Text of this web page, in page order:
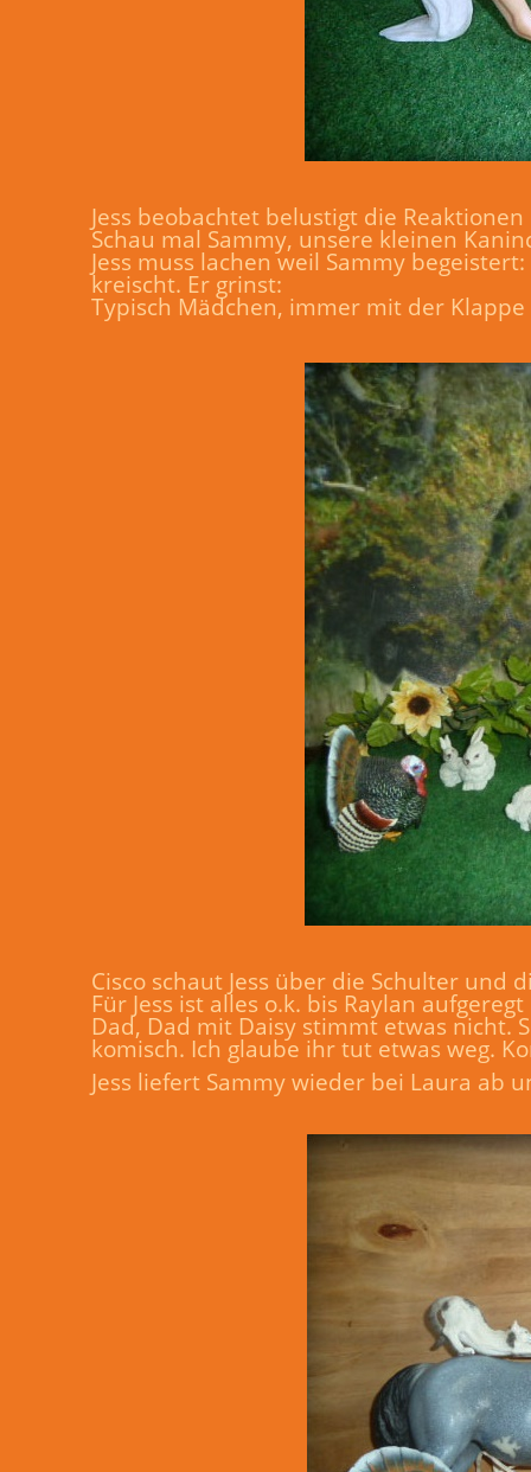
Jess beobachtet belustigt die
Schau mal Sammy, unsere kleinen
Jess muss lachen weil Sammy
kreischt. Er grinst:
Typisch Mädchen, immer mit der
Cisco schaut Jess über die Schulter und
Für Jess ist alles o.k. bis Raylan
Dad, Dad mit Daisy stimmt etwas nicht.
komisch. Ich glaube ihr tut etwas weg.
Jess liefert Sammy wieder bei Laura ab